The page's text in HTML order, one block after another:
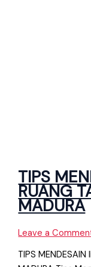
TIPS
RUANG
MADURA
Leave a
TIPS MENDESAIN